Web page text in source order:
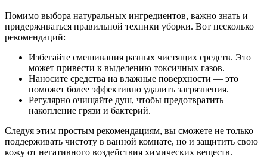
Помимо выбора натуральных ингредиентов, важно знать и
придерживаться правильной техники уборки. Вот несколько
рекомендаций:
Избегайте смешивания разных чистящих средств. Это
может привести к выделению токсичных газов.
Наносите средства на влажные поверхности — это
поможет более эффективно удалить загрязнения.
Регулярно очищайте душ, чтобы предотвратить
накопление грязи и бактерий.
Следуя этим простым рекомендациям, вы сможете не только
поддерживать чистоту в ванной комнате, но и защитить свою
кожу от негативного воздействия химических веществ.